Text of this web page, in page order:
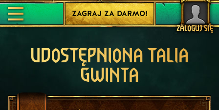
ZALOGUJ SIĘ
ZAGRAJ ZA DARMO!
UDOSTĘPNIONA TALIA
GWINTA